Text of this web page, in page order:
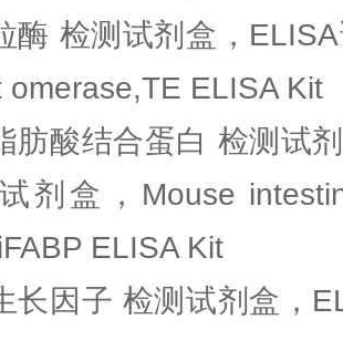
酶 检测试剂盒，
omerase,TE ELISA Kit
肪酸结合蛋白 检测试
剂盒，Mouse
ELISA Kit
长因子 检测试剂盒，